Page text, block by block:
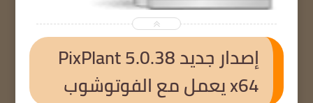
إصدار جديد PixPlant 5.0.38
x64 يعمل مع الفوتوشوب